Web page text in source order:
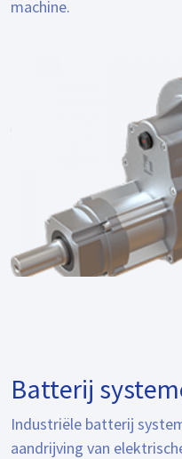
machine.
Batterij
Industriële batterij
aandrijving van